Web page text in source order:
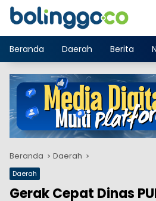
Langsung
Beranda
Daerah Berita
Beranda Daerah
Daerah
Gerak Cepat Dinas